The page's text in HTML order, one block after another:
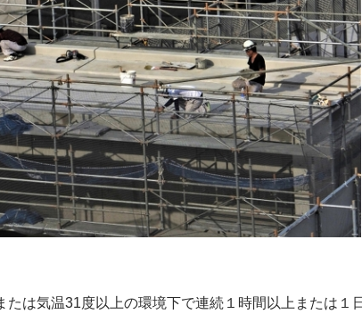
は気温31度以上の環境下で連続１時間以上または１